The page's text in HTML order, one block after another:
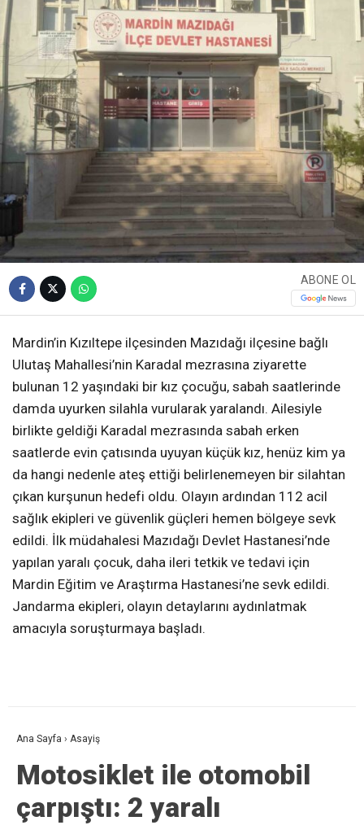
ABONE OL
Mardin’in Kızıltepe ilçesinden Mazıdağı ilçesine bağlı
Ulutaş Mahallesi’nin Karadal mezrasına ziyarette
bulunan 12 yaşındaki bir kız çocuğu, sabah saatlerinde
damda uyurken silahla vurularak yaralandı. Ailesiyle
birlikte geldiği Karadal mezrasında sabah erken
saatlerde evin çatısında uyuyan küçük kız, henüz kim ya
da hangi nedenle ateş ettiği belirlenemeyen bir silahtan
çıkan kurşunun hedefi oldu. Olayın ardından 112 acil
sağlık ekipleri ve güvenlik güçleri hemen bölgeye sevk
edildi. İlk müdahalesi Mazıdağı Devlet Hastanesi’nde
yapılan yaralı çocuk, daha ileri tetkik ve tedavi için
Mardin Eğitim ve Araştırma Hastanesi’ne sevk edildi.
Jandarma ekipleri, olayın detaylarını aydınlatmak
amacıyla soruşturmaya başladı.
Ana Sayfa › Asayiş
Motosiklet ile otomobil
çarpıştı: 2 yaralı